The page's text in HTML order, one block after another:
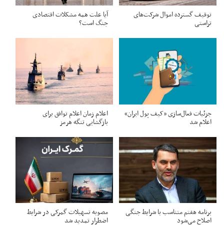
توقیف گسترده اموال شرکت‌های
تراستی
آیا علت همه مشکلات اقتصادی
جنگ است؟
جزئیات فعال‌سازی «کیف پول ایران»
اعلام شد
اعلام زمان اعلام توافق برای
بازگشایی تنگه هرمز
برنامه هفتم متناسب با شرایط جنگی
اصلاح می‌شود
مصوبه تسهیلات گمرکی در شرایط
اضطرار تمدید شد